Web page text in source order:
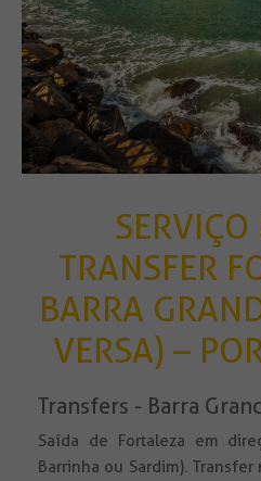
SERVIÇO
TRANSFER
BARRA
VERSA) –
Transfers - Barra
Saída de Fortaleza em
Barrinha ou Sardim).